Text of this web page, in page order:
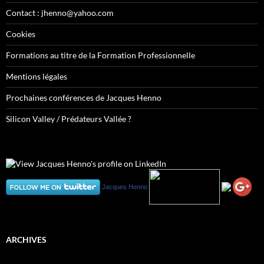
Contact : jhenno@yahoo.com
Cookies
Formations au titre de la Formation Professionnelle
Mentions légales
Prochaines conférences de Jacques Henno
Silicon Valley / Prédateurs Vallée ?
Jacques Henno
ARCHIVES